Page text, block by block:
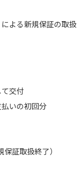
よる新規保証の取扱
交付
いの初回分
証取扱終了）